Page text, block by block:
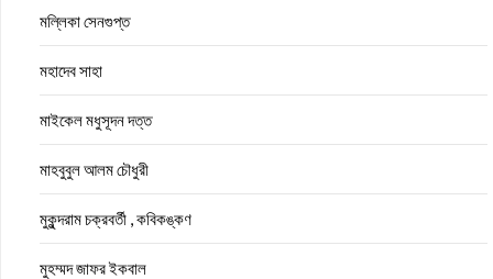
মল্লিকা সেনগুপ্ত
মহাদেব সাহা
মাইকেল মধুসূদন দত্ত
মাহবুবুল আলম চৌধুরী
মুকুন্দরাম চক্রবর্তী , কবিকঙ্কণ
মুহম্মদ জাফর ইকবাল